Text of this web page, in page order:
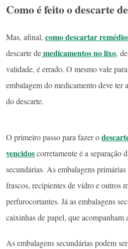
Como é feito o descarte
Mas, afinal, como descartar
descarte demedicamentos no lixo,
validade, é errado. O mesmo vale
embalagem do medicamento deve ter
do descarte.
O primeiro passo para fazer o
vencidoscorretamente é a separação
secundárias. As embalagens primárias
frascos, recipientes de vidro e outros
perfurocortantes. Já as embalagens
caixinhas de papel, que acompanham
As embalagens secundárias podem